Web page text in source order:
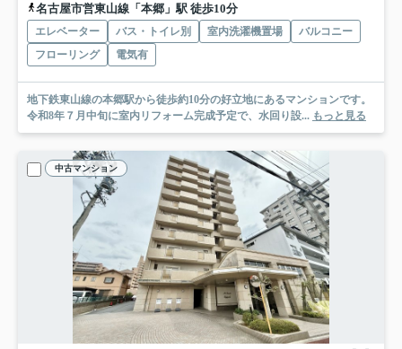
名古屋市営東山線「本郷」駅 徒歩10分
エレベーター バス・トイレ別 室内洗濯機置場
バルコニー
フローリング
電気有
地下鉄東山線の本郷駅から徒歩約10分の好立地にあるマンションです。
令和8年７月中旬に室内リフォーム完成予定で、水回り設... もっと見る
中古マンション